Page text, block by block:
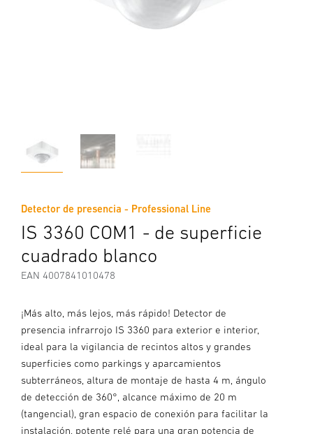
Detector de presencia - Professional Line
IS 3360 COM1 - de superficie
cuadrado blanco
EAN 4007841010478
¡Más alto, más lejos, más rápido! Detector de
presencia infrarrojo IS 3360 para exterior e interior,
ideal para la vigilancia de recintos altos y grandes
superficies como parkings y aparcamientos
subterráneos, altura de montaje de hasta 4 m, ángulo
de detección de 360°, alcance máximo de 20 m
(tangencial), gran espacio de conexión para facilitar la
instalación, potente relé para una gran potencia de